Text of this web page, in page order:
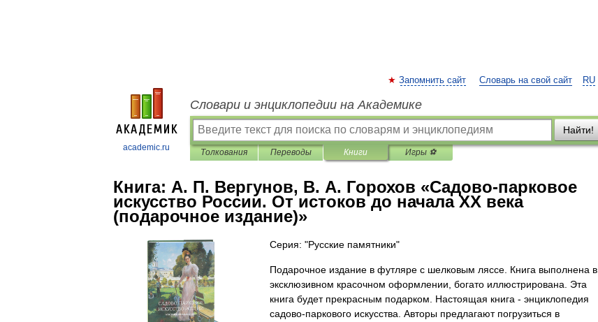
academic.ru
RU
Запомнить сайт Словарь на свой сайт
Словари и энциклопедии на Академике
Найти!
Толкования Переводы Книги Игры ⚽
Книга: А. П. Вергунов, В. А. Горохов «Садово-парковое
искусство России. От истоков до начала XX века
(подарочное издание)»
Серия: "Русские памятники"
Подарочное издание в футляре с шелковым ляссе. Книга выполнена в
эксклюзивном красочном оформлении, богато иллюстрирована. Эта
книга будет прекрасным подарком. Настоящая книга - энциклопедия
садово-паркового искусства. Авторы предлагают погрузиться в